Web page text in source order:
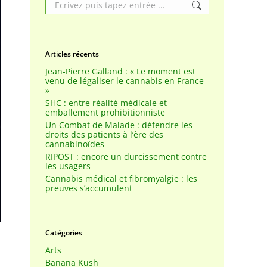
Articles récents
Jean-Pierre Galland : « Le moment est
venu de légaliser le cannabis en France
»
SHC : entre réalité médicale et
emballement prohibitionniste
Un Combat de Malade : défendre les
droits des patients à l’ère des
cannabinoïdes
RIPOST : encore un durcissement contre
les usagers
Cannabis médical et fibromyalgie : les
preuves s’accumulent
Catégories
Arts
Banana Kush